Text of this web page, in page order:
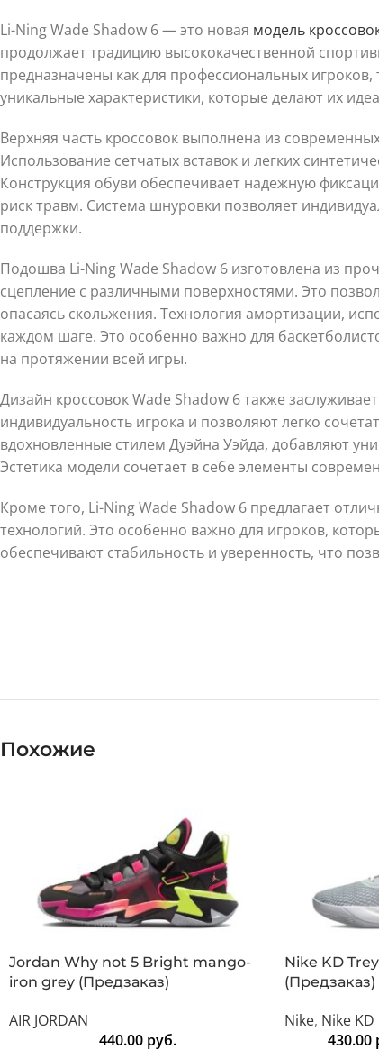
Li-Ning Wade Shadow 6 — это новая модель
продолжает традицию высококачественной
предназначены как для профессиональных
уникальные характеристики, которые делают их
Верхняя часть кроссовок выполнена из
Использование сетчатых вставок и легких
Конструкция обуви обеспечивает надежную
риск травм. Система шнуровки позволяет
поддержки.
Подошва Li-Ning Wade Shadow 6 изготовлена из
сцепление с различными поверхностями. Это
опасаясь скольжения. Технология амортизации,
каждом шаге. Это особенно важно для
на протяжении всей игры.
Дизайн кроссовок Wade Shadow 6 также
индивидуальность игрока и позволяют легко
вдохновленные стилем Дуэйна Уэйда, добавляют
Эстетика модели сочетает в себе элементы
Кроме того, Li-Ning Wade Shadow 6 предлагает
технологий. Это особенно важно для игроков,
обеспечивают стабильность и уверенность, что
Похожие
Jordan Why not 5 Bright mango-
iron grey (Предзаказ)
AIR JORDAN
440.00 руб.
Nike KD
(Предзаказ)
Nike, Nike KD
430.00